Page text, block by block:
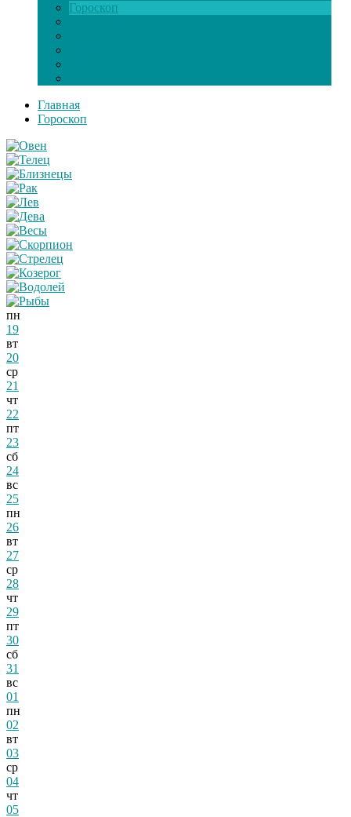
Гороскоп
Главная
Гороскоп
пн
19
вт
20
ср
21
чт
22
пт
23
сб
24
вс
25
пн
26
вт
27
ср
28
чт
29
пт
30
сб
31
вс
01
пн
02
вт
03
ср
04
чт
05